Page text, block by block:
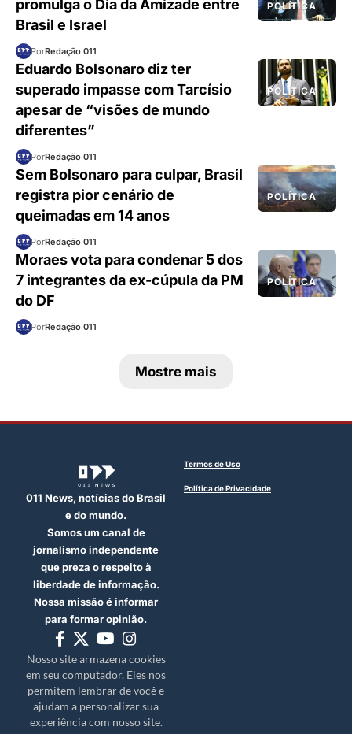
POLÍTICA
promulga o Dia da Amizade entre
Brasil e Israel
PorRedação 011
POLÍTICA
Eduardo Bolsonaro diz ter
superado impasse com Tarcísio
apesar de “visões de mundo
diferentes”
PorRedação 011
POLÍTICA
Sem Bolsonaro para culpar, Brasil
registra pior cenário de
queimadas em 14 anos
PorRedação 011
POLÍTICA
Moraes vota para condenar 5 dos
7 integrantes da ex-cúpula da PM
do DF
PorRedação 011
Mostre mais
011 News, notícias do Brasil
e do mundo.
Somos um canal de
jornalismo independente
que preza o respeito à
liberdade de informação.
Nossa missão é informar
para formar opinião.
Nosso site armazena cookies
em seu computador. Eles nos
permitem lembrar de você e
ajudam a personalizar sua
experiência com nosso site.
Termos de Uso
Política de Privacidade